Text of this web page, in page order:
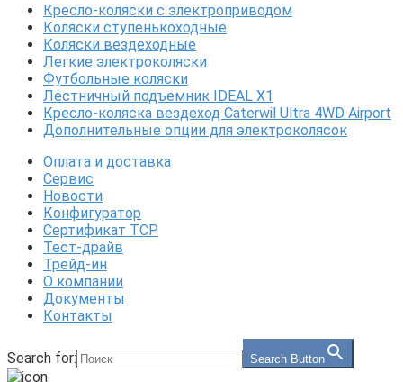
Кресло-коляски с электроприводом
Коляски ступенькоходные
Коляски вездеходные
Легкие электроколяски
Футбольные коляски
Лестничный подъемник IDEAL X1
Кресло-коляска вездеход Caterwil Ultra 4WD Airport
Дополнительные опции для электроколясок
Оплата и доставка
Сервис
Новости
Конфигуратор
Сертификат ТСР
Тест-драйв
Трейд-ин
О компании
Документы
Контакты
Search for: Search Button